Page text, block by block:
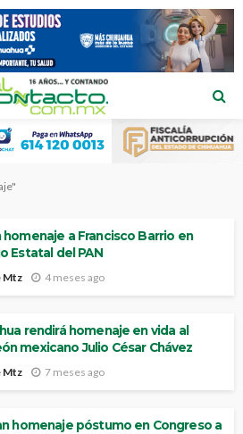
homenaje a Francisco Barrio en
Estatal del PAN
Mtz 4 meses ago
rendirá homenaje en vida al
mexicano Julio César Chávez
Mtz 7 meses ago
homenaje póstumo en Congreso a